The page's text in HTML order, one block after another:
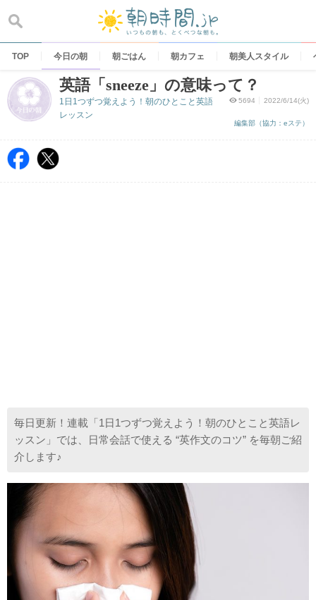
content
TOP 今日の朝 朝ごはん 朝カフェ 朝美人スタイル
英語「sneeze」の意味って？
5694 2022/6/14(火)
編集部（協力：eステ）
1日1つずつ覚えよう！朝のひとこと英語
レッスン
毎日更新！連載「1日1つずつ覚えよう！朝のひとこと英語レ
ッスン」では、日常会話で使える “英作文のコツ” を毎朝ご紹
介します♪